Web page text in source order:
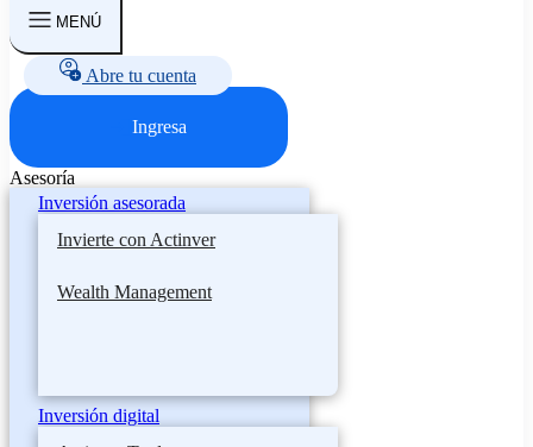
MENÚ
Abre tu cuenta
Ingresa
Asesoría
Inversión asesorada
Invierte con Actinver
Wealth Management
Inversión digital